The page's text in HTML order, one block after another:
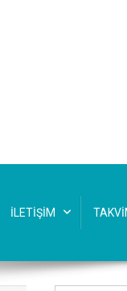
İLETİŞİM